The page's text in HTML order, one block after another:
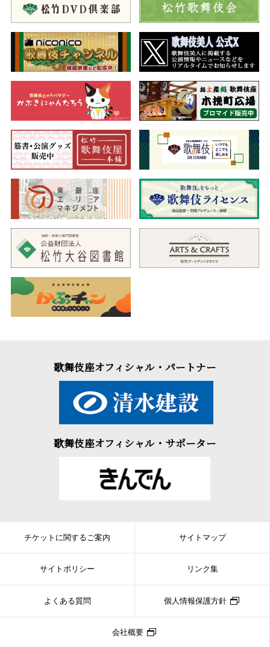
歌舞伎座オフィシャル・パートナー
歌舞伎座オフィシャル・サポーター
チケットに関するご案内 サイトマップ
サイトポリシー リンク集
よくある質問 個人情報保護方針
会社概要